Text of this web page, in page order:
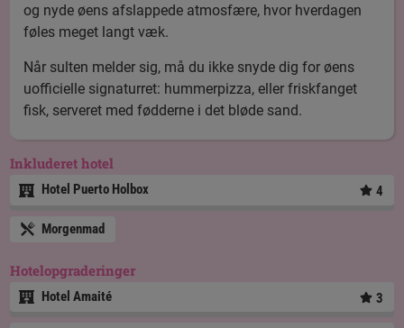
og nyde øens afslappede atmosfære, hvor hverdagen
føles meget langt væk.
Når sulten melder sig, må du ikke snyde dig for øens
uofficielle signaturret: hummerpizza, eller friskfanget
fisk, serveret med fødderne i det bløde sand.
Inkluderet hotel
Hotel Puerto Holbox 4
Morgenmad
Hotelopgraderinger
Hotel Amaité 3